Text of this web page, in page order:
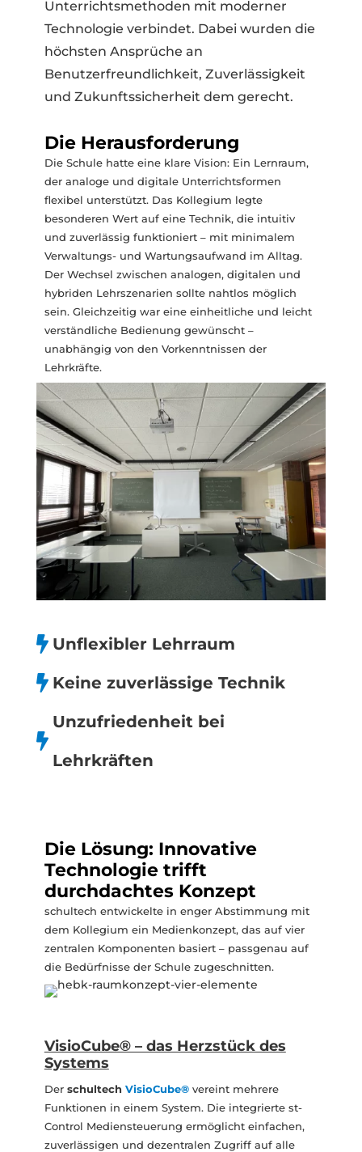
Unterrichtsmethoden mit moderner
Technologie verbindet. Dabei wurden die
höchsten Ansprüche an
Benutzerfreundlichkeit, Zuverlässigkeit
und Zukunftssicherheit dem gerecht.
Die Herausforderung
Die Schule hatte eine klare Vision: Ein Lernraum,
der analoge und digitale Unterrichtsformen
flexibel unterstützt. Das Kollegium legte
besonderen Wert auf eine Technik, die intuitiv
und zuverlässig funktioniert – mit minimalem
Verwaltungs- und Wartungsaufwand im Alltag.
Der Wechsel zwischen analogen, digitalen und
hybriden Lehrszenarien sollte nahtlos möglich
sein. Gleichzeitig war eine einheitliche und leicht
verständliche Bedienung gewünscht –
unabhängig von den Vorkenntnissen der
Lehrkräfte.
 Unflexibler Lehrraum
 Keine zuverlässige Technik

Unzufriedenheit bei
Lehrkräften
Die Lösung: Innovative
Technologie trifft
durchdachtes Konzept
schultech entwickelte in enger Abstimmung mit
dem Kollegium ein Medienkonzept, das auf vier
zentralen Komponenten basiert – passgenau auf
die Bedürfnisse der Schule zugeschnitten.
VisioCube® – das Herzstück des
Systems
Der schultech VisioCube®vereint mehrere
Funktionen in einem System. Die integrierte st-
Control Mediensteuerung ermöglicht einfachen,
zuverlässigen und dezentralen Zugriff auf alle